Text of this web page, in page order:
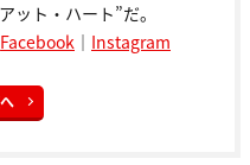
ット・ハート”だ。
Facebook ｜ Instagram